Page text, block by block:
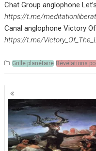
Chat Group anglophone
https://t.me/
Canal anglophone Victory
https://t.me/
Grille planétaire Révélations
Navigation
des
articles